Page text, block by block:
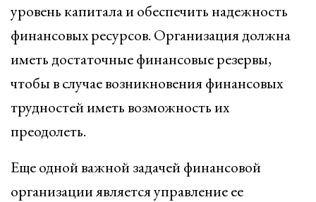
уровень капитала и обеспечить надежность
финансовых ресурсов. Организация должна
иметь достаточные финансовые резервы,
чтобы в случае возникновения финансовых
трудностей иметь возможность их
преодолеть.
Еще одной важной задачей финансовой
организации является управление ее